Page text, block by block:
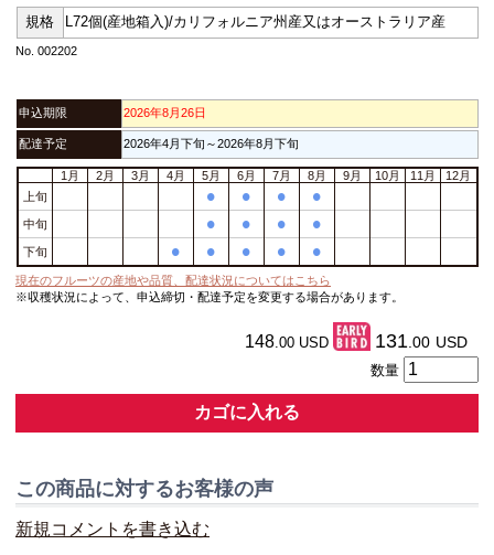
規格 L72個(産地箱入)/カリフォルニア州産又はオーストラリア産
No. 002202
申込期限 2026年8月26日
配達予定 2026年4月下旬～2026年8月下旬
1月 2月 3月 4月 5月 6月 7月 8月 9月 10月 11月
12月
上旬
• • • •
中旬 • • • •
下旬 • • • • •
現在のフルーツの産地や品質、配達状況についてはこちら
※収穫状況によって、申込締切・配達予定を変更する場合があります。
148.00 USD 131 .00 USD
数量
カゴに入れる
この商品に対するお客様の声
新規コメントを書き込む